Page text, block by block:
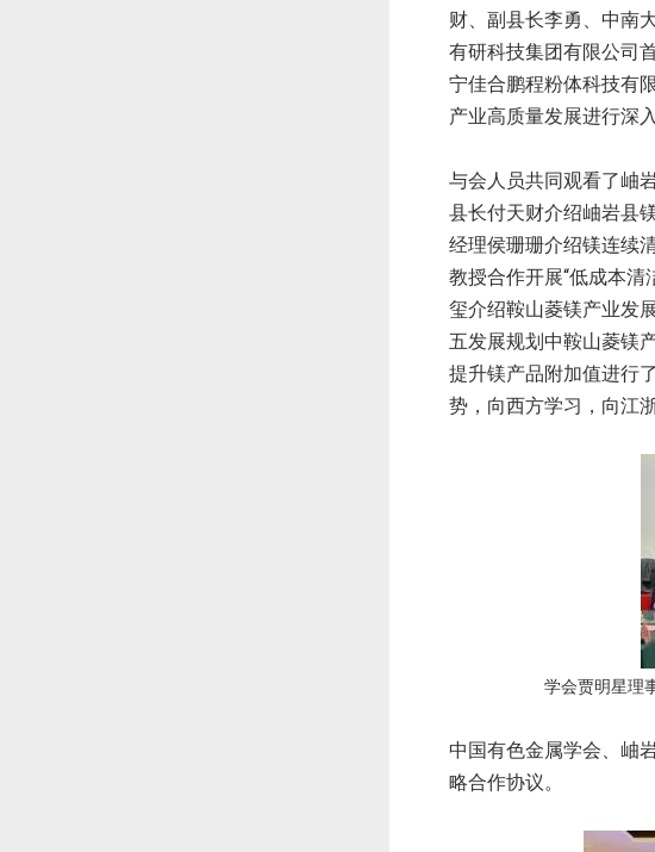
财、副县长李勇、中南
有研科技集团有限公司
宁佳合鹏程粉体科技有
产业高质量发展进行深
与会人员共同观看了岫
县长付天财介绍岫岩县
经理侯珊珊介绍镁连续
教授合作开展“低成本
玺介绍鞍山菱镁产业发
五发展规划中鞍山菱镁
提升镁产品附加值进行
势，向西方学习，向江
学会贾明星理
中国有色金属学会、岫
略合作协议。